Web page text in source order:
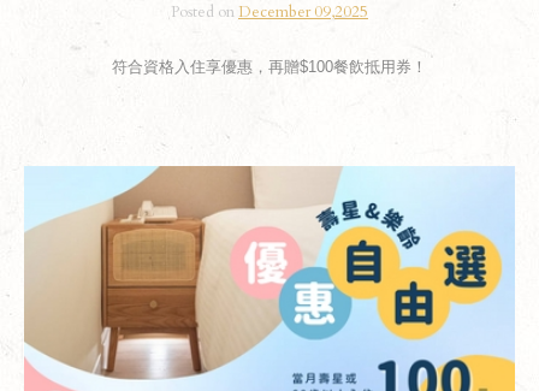
Posted on December 09,2025
符合資格入住享優惠，再贈$100餐飲抵用券！